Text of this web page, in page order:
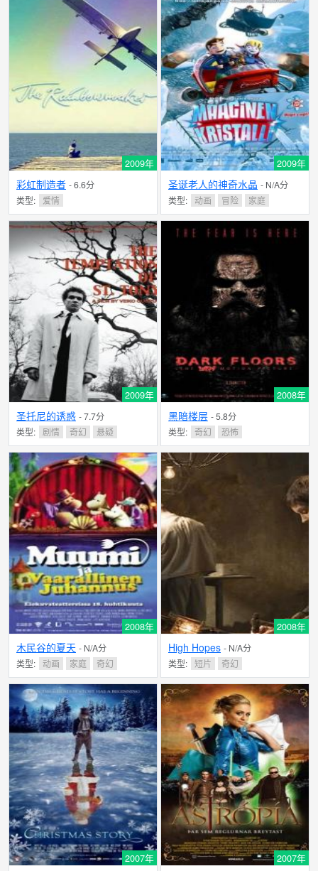
2009年
彩虹制造者 - 6.6分
类型:
爱情
2009年
圣诞老人的神奇水晶 - N/A分
类型:
动画 冒险 家庭
2009年
圣托尼的诱惑 - 7.7分
类型: 剧情 奇幻 悬疑
2008年
黑暗楼层 - 5.8分
类型: 奇幻 恐怖
2008年
木民谷的夏天 - N/A分
类型:
动画 家庭 奇幻
2008年
High Hopes - N/A分
类型: 短片 奇幻
2007年 2007年